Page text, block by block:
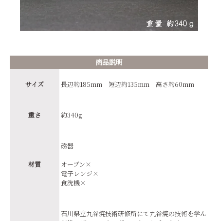
商品説明
サイズ 長辺約185mm 短辺約135mm 高さ約60mm
重さ 約340g
材質
磁器
オーブン×
電子レンジ×
食洗機×
石川県立九谷焼技術研修所にて九谷焼の技術を学ん